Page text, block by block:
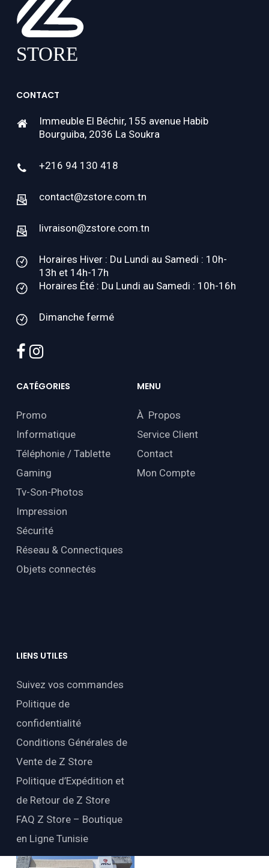
CONTACT
Immeuble El Béchir, 155 avenue Habib
Bourguiba, 2036 La Soukra
+216 94 130 418
contact@zstore.com.tn
livraison@zstore.com.tn
Horaires Hiver : Du Lundi au Samedi : 10h-
13h et 14h-17h
Horaires Été : Du Lundi au Samedi : 10h-16h
Dimanche fermé
facebook
instagram
CATÉGORIES
Promo
Informatique
Téléphonie / Tablette
Gaming
Tv-Son-Photos
Impression
Sécurité
Réseau & Connectiques
Objets connectés
MENU
À Propos
Service Client
Contact
Mon Compte
LIENS UTILES
Suivez vos commandes
Politique de
confidentialité
Conditions Générales de
Vente de Z Store
Politique d’Expédition et
de Retour de Z Store
FAQ Z Store – Boutique
en Ligne Tunisie